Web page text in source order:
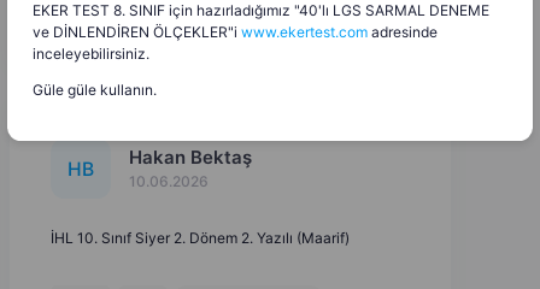
HB Hakan Bektaş
10.06.2026
İHL 10. Sınıf Siyer 2. Dönem 2. Yazılı (Maarif)
EKER TEST 8. SINIF için hazırladığımız "40'lı LGS SARMAL DENEME
ve DİNLENDİREN ÖLÇEKLER"i www.ekertest.com adresinde
inceleyebilirsiniz.
Güle güle kullanın.